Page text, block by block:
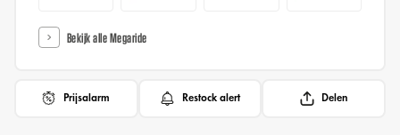
Bekijk alle Megaride
Prijsalarm Restock alert Delen